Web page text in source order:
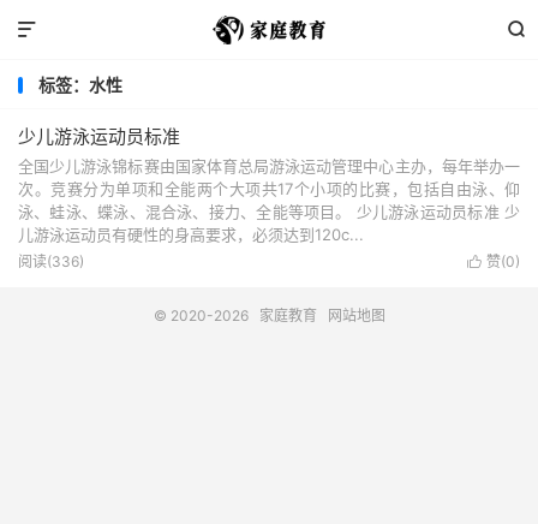


标签：水性
少儿游泳运动员标准
全国少儿游泳锦标赛由国家体育总局游泳运动管理中心主办，每年举办一
次。竞赛分为单项和全能两个大项共17个小项的比赛，包括自由泳、仰
泳、蛙泳、蝶泳、混合泳、接力、全能等项目。 少儿游泳运动员标准 少
儿游泳运动员有硬性的身高要求，必须达到120c...
 赞(0)
阅读(336)
© 2020-2026 家庭教育 网站地图